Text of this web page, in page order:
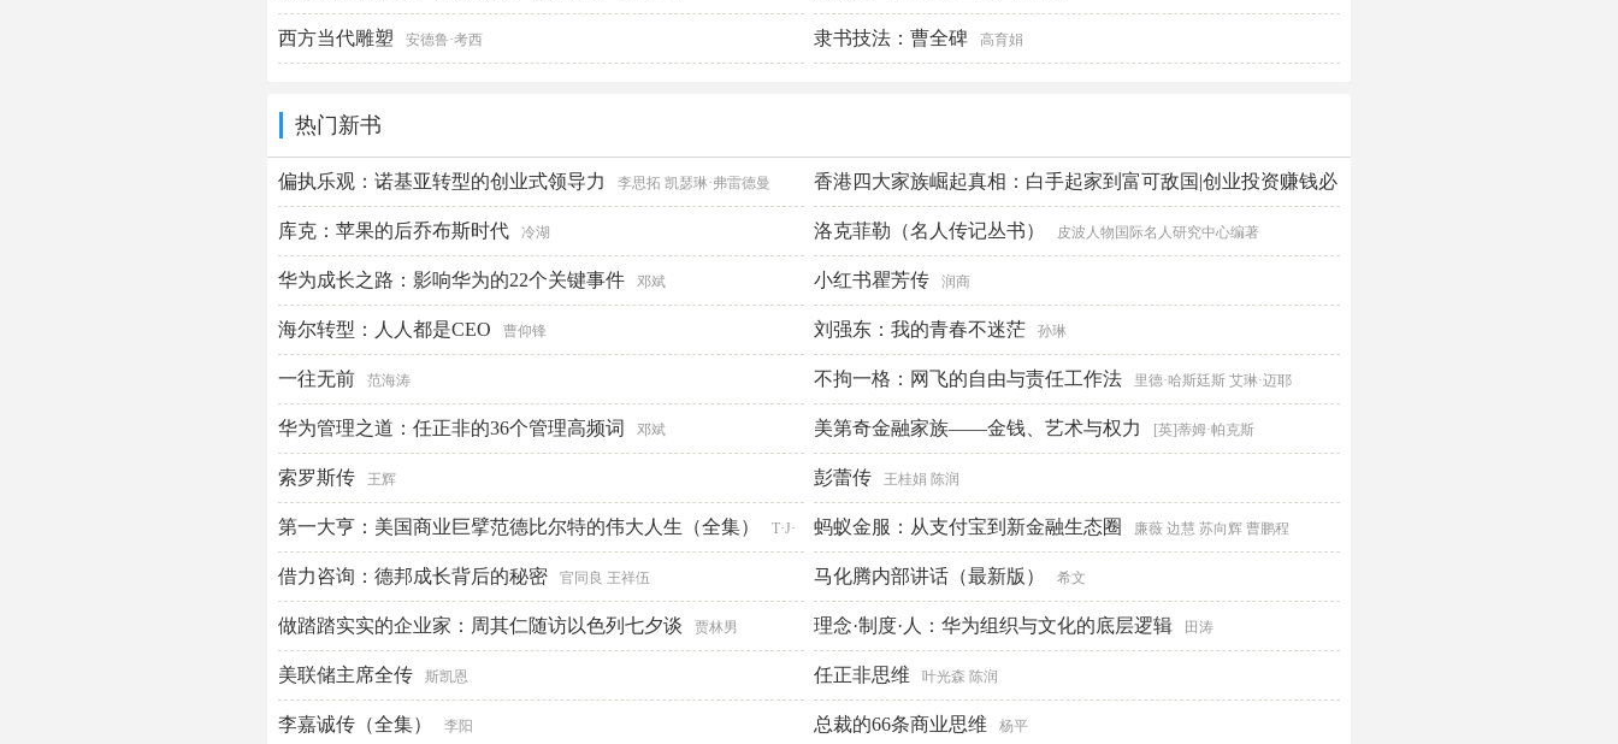
西方当代雕塑 安德鲁·考西 隶书技法：曹全碑 高育娟
热门新书
偏执乐观：诺基亚转型的创业式领导力 李思拓 凯瑟琳·弗雷德曼 香港四大家族崛起真相：白手起家到富可敌国|创业投资赚钱必
读书 临在书院
库克：苹果的后乔布斯时代 冷湖 洛克菲勒（名人传记丛书） 皮波人物国际名人研究中心编著
华为成长之路：影响华为的22个关键事件 邓斌 小红书瞿芳传 润商
海尔转型：人人都是CEO 曹仰锋 刘强东：我的青春不迷茫 孙琳
一往无前 范海涛 不拘一格：网飞的自由与责任工作法 里德·哈斯廷斯 艾琳·迈耶
华为管理之道：任正非的36个管理高频词 邓斌 美第奇金融家族——金钱、艺术与权力 [英]蒂姆·帕克斯
索罗斯传 王辉 彭蕾传 王桂娟 陈润
第一大亨：美国商业巨擘范德比尔特的伟大人生（全集） T·J·
斯泰尔斯
蚂蚁金服：从支付宝到新金融生态圈 廉薇 边慧 苏向辉 曹鹏程
借力咨询：德邦成长背后的秘密 官同良 王祥伍 马化腾内部讲话（最新版） 希文
做踏踏实实的企业家：周其仁随访以色列七夕谈 贾林男 理念·制度·人：华为组织与文化的底层逻辑 田涛
美联储主席全传 斯凯恩 任正非思维 叶光森 陈润
李嘉诚传（全集） 李阳 总裁的66条商业思维 杨平